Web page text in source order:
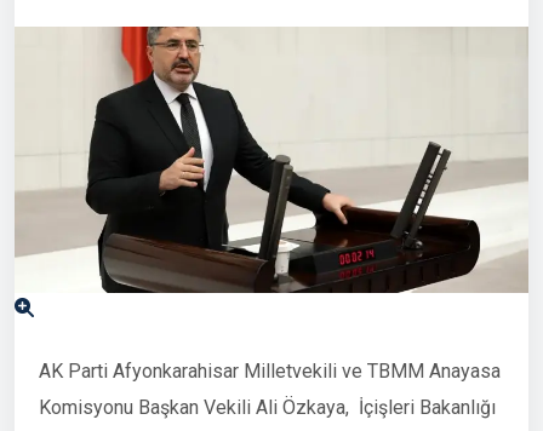
AK Parti Afyonkarahisar Milletvekili ve TBMM Anayasa
Komisyonu Başkan Vekili Ali Özkaya, İçişleri Bakanlığı